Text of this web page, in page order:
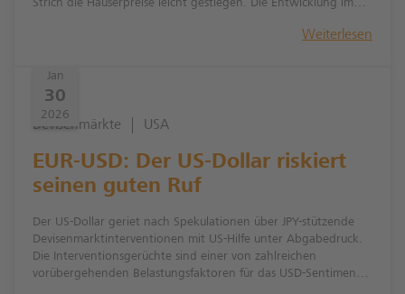
Strich die Häuserpreise leicht gestiegen. Die Entwicklung im
Ausweitung beim Immobilienangebot die Preise unter Druck
Weiterlesen
Jan
30
2026
Devisenmärkte USA
EUR-USD: Der US-Dollar riskiert
seinen guten Ruf
Der US-Dollar geriet nach Spekulationen über JPY-stützende
Devisenmarktinterventionen mit US-Hilfe unter Abgabedruck.
Die Interventionsgerüchte sind einer von zahlreichen
vorübergehenden Belastungsfaktoren für das USD-Sentiment.